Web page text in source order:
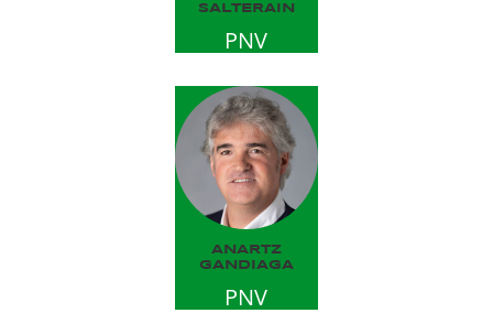
SALTERAIN
PNV
ANARTZ
GANDIAGA
PNV